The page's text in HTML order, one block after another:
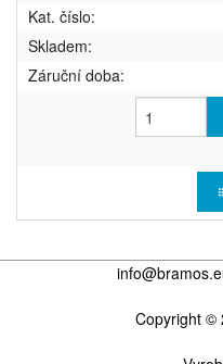
Kat. číslo:
Skladem:
Záruční doba:
Copyright ©